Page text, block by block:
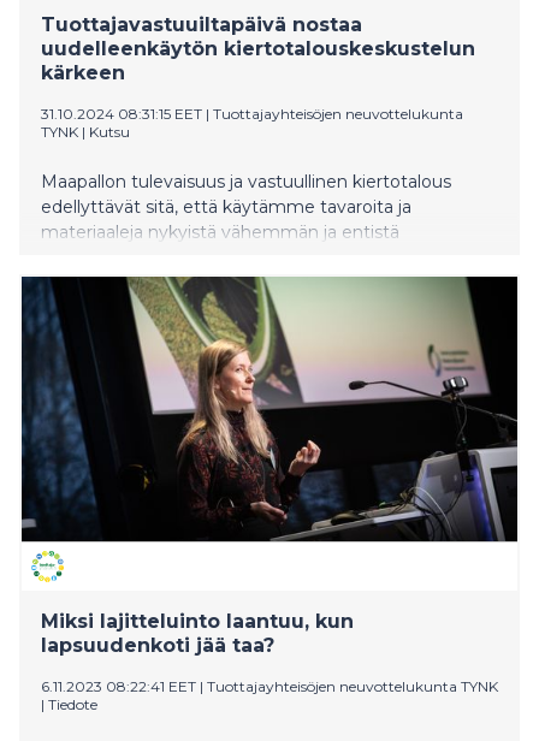
Tuottajavastuuiltapäivä nostaa
uudelleenkäytön kiertotalouskeskustelun
kärkeen
31.10.2024 08:31:15 EET | Tuottajayhteisöjen neuvottelukunta
TYNK | Kutsu
Maapallon tulevaisuus ja vastuullinen kiertotalous
edellyttävät sitä, että käytämme tavaroita ja
materiaaleja nykyistä vähemmän ja entistä
tuotteiden uudelleenkäyttöä ja materiaalien
uusiokäyttöä edistävää kiertotalouden lainsäädäntöä.
Tuottajayhteisöjen neuvottelukunta TYNK on mukana
kehittämässä uutta kiertotalouslakia
ympäristöministeriön asettamassa työryhmässä.
Miksi lajitteluinto laantuu, kun
lapsuudenkoti jää taa?
6.11.2023 08:22:41 EET | Tuottajayhteisöjen neuvottelukunta TYNK
| Tiedote